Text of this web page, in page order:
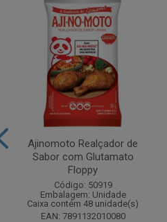
Ajinomoto Realçador de
Sabor com Glutamato
Floppy
Código: 50919
Embalagem: Unidade
Caixa contém 48 unidade(s)
EAN: 7891132010080